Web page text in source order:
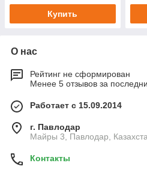
Купить
О нас
Рейтинг не сформирован
Менее 5 отзывов за
Работает с 15.09.2014
г. Павлодар
Майры 3, Павлодар,
Контакты